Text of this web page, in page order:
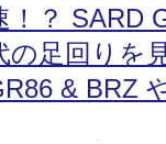
！？ SARD
の足回りを
& BRZ